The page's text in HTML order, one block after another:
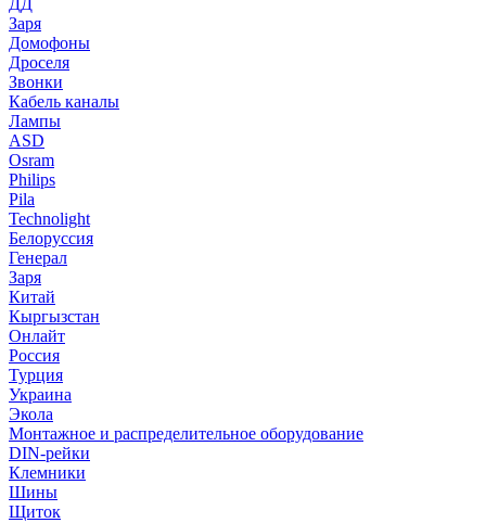
ДД
Заря
Домофоны
Дроселя
Звонки
Кабель каналы
Лампы
ASD
Osram
Philips
Pila
Technolight
Белоруссия
Генерал
Заря
Китай
Кыргызстан
Онлайт
Россия
Турция
Украина
Экола
Монтажное и распределительное оборудование
DIN-рейки
Клемники
Шины
Щиток